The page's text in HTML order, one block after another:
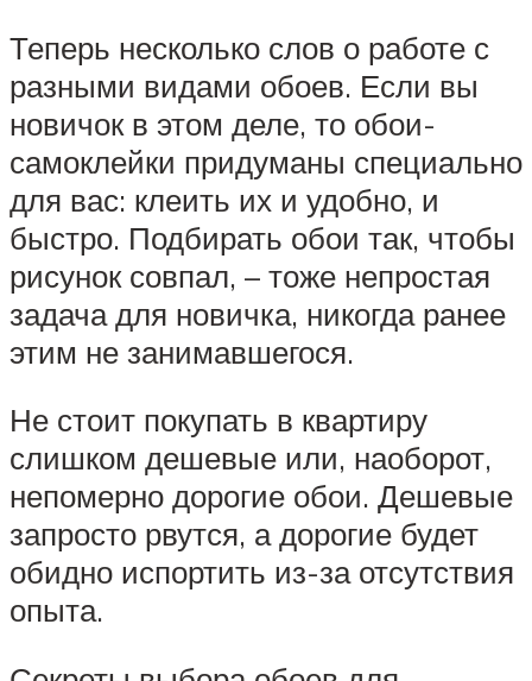
Теперь несколько слов о работе с
разными видами обоев. Если вы
новичок в этом деле, то обои-
самоклейки придуманы специально
для вас: клеить их и удобно, и
быстро. Подбирать обои так, чтобы
рисунок совпал, – тоже непростая
задача для новичка, никогда ранее
этим не занимавшегося.
Не стоит покупать в квартиру
слишком дешевые или, наоборот,
непомерно дорогие обои. Дешевые
запросто рвутся, а дорогие будет
обидно испортить из-за отсутствия
опыта.